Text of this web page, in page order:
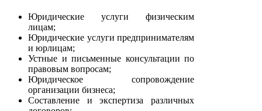
Юридические услуги физическим
лицам;
Юридические услуги предпринимателям
и юрлицам;
Устные и письменные консультации по
правовым вопросам;
Юридическое сопровождение
организации бизнеса;
Составление и экспертиза различных